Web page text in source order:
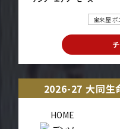
宝来屋 ボ
2026-27 大同生
HOME